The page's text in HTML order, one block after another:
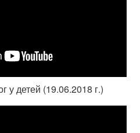
у детей (19.06.2018 г.)